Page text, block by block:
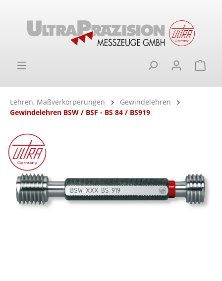
Lehren, Maßverkörperungen
Gewindelehren
Gewindelehren BSW / BSF - BS 84 / BS919
Bildergalerie überspringen